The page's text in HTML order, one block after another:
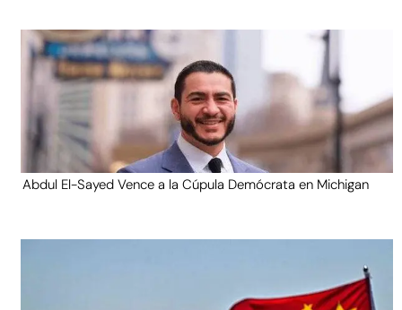
Abdul El-Sayed Vence a la Cúpula Demócrata en Michigan